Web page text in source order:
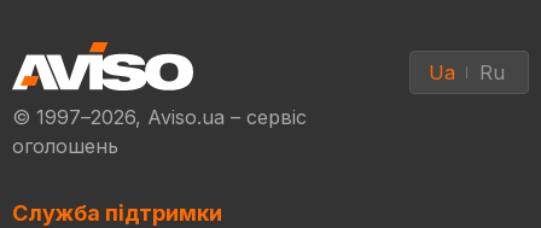
© 1997–2026, Aviso.ua – сервіс
оголошень
Ua Ru
Служба підтримки